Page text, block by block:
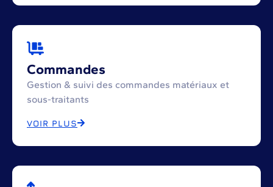
Commandes
Gestion & suivi des commandes matériaux et
sous-traitants
VOIR PLUS